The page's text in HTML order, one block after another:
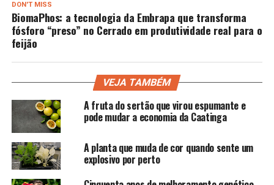
DON'T MISS
BiomaPhos: a tecnologia da Embrapa que transforma
fósforo “preso” no Cerrado em produtividade real para o
feijão
VEJA TAMBÉM
A fruta do sertão que virou espumante e
pode mudar a economia da Caatinga
A planta que muda de cor quando sente um
explosivo por perto